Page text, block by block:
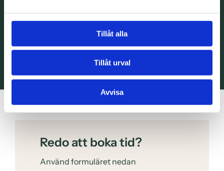
Tillåt alla
Tillåt urval
Avvisa
Har du en fråga?
Ring oss
Redo att boka tid?
Använd formuläret nedan